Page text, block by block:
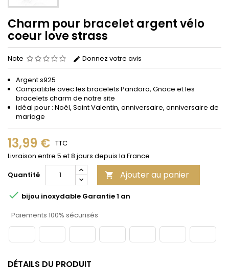
Charm pour bracelet argent vélo
coeur love strass
Note Donnez votre avis
Argent s925
Compatible avec les bracelets Pandora, Gnoce et les
bracelets charm de notre site
idéal pour : Noël, Saint Valentin, anniversaire, anniversaire de
mariage
13,99 € TTC
Livraison entre 5 et 8 jours depuis la France
Quantité
 Ajouter au panier
 bijou inoxydable Garantie 1 an
Paiements 100% sécurisés
DÉTAILS DU PRODUIT